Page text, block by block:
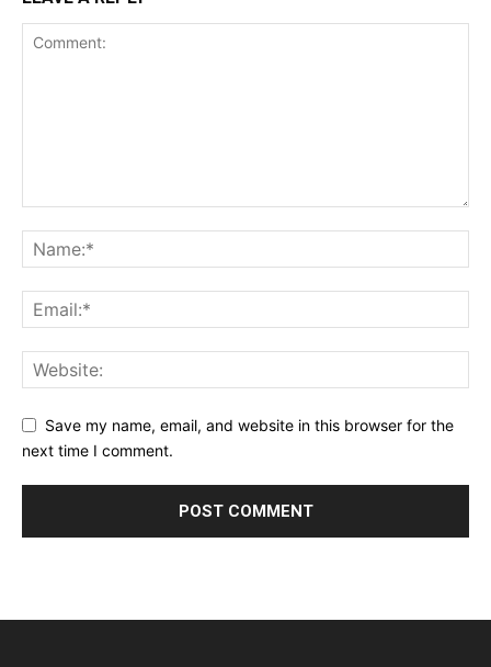
Save my name, email, and website in this browser for the
next time I comment.